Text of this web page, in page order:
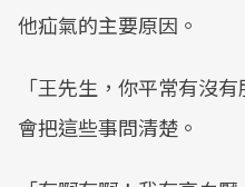
他疝氣的主要原因。
「王先生，你平常有沒
會把這些事問清楚。